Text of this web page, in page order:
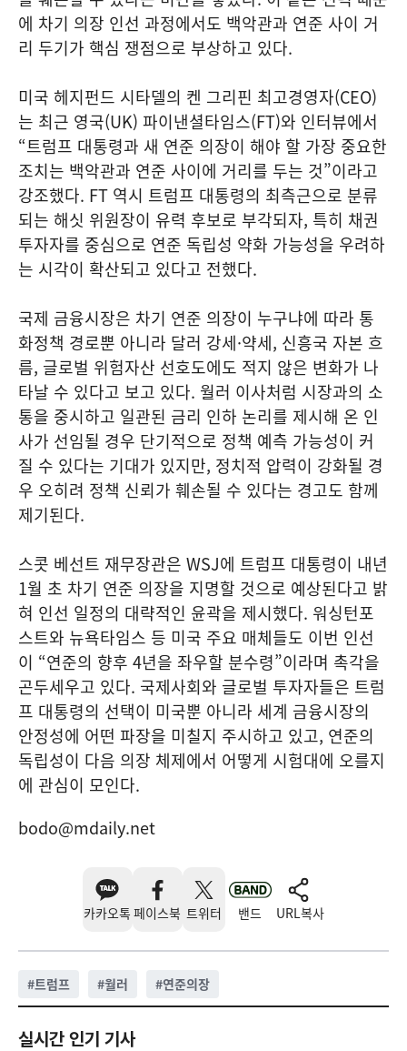
에 차기 의장 인선 과정에서도 백악관과 연준 사이 거
리 두기가 핵심 쟁점으로 부상하고 있다.
미국 헤지펀드 시타델의 켄 그리핀 최고경영자(CEO)
는 최근 영국(UK) 파이낸셜타임스(FT)와 인터뷰에서
“트럼프 대통령과 새 연준 의장이 해야 할 가장 중요한
조치는 백악관과 연준 사이에 거리를 두는 것”이라고
강조했다. FT 역시 트럼프 대통령의 최측근으로 분류
되는 해싯 위원장이 유력 후보로 부각되자, 특히 채권
투자자를 중심으로 연준 독립성 약화 가능성을 우려하
는 시각이 확산되고 있다고 전했다.
국제 금융시장은 차기 연준 의장이 누구냐에 따라 통
화정책 경로뿐 아니라 달러 강세·약세, 신흥국 자본 흐
름, 글로벌 위험자산 선호도에도 적지 않은 변화가 나
타날 수 있다고 보고 있다. 월러 이사처럼 시장과의 소
통을 중시하고 일관된 금리 인하 논리를 제시해 온 인
사가 선임될 경우 단기적으로 정책 예측 가능성이 커
질 수 있다는 기대가 있지만, 정치적 압력이 강화될 경
우 오히려 정책 신뢰가 훼손될 수 있다는 경고도 함께
제기된다.
스콧 베선트 재무장관은 WSJ에 트럼프 대통령이 내년
1월 초 차기 연준 의장을 지명할 것으로 예상된다고 밝
혀 인선 일정의 대략적인 윤곽을 제시했다. 워싱턴포
스트와 뉴욕타임스 등 미국 주요 매체들도 이번 인선
이 “연준의 향후 4년을 좌우할 분수령”이라며 촉각을
곤두세우고 있다. 국제사회와 글로벌 투자자들은 트럼
프 대통령의 선택이 미국뿐 아니라 세계 금융시장의
안정성에 어떤 파장을 미칠지 주시하고 있고, 연준의
독립성이 다음 의장 체제에서 어떻게 시험대에 오를지
에 관심이 모인다.
bodo@mdaily.net
카카오톡 페이스북 트위터 밴드 URL복사
#트럼프 #월러 #연준의장
실시간 인기 기사